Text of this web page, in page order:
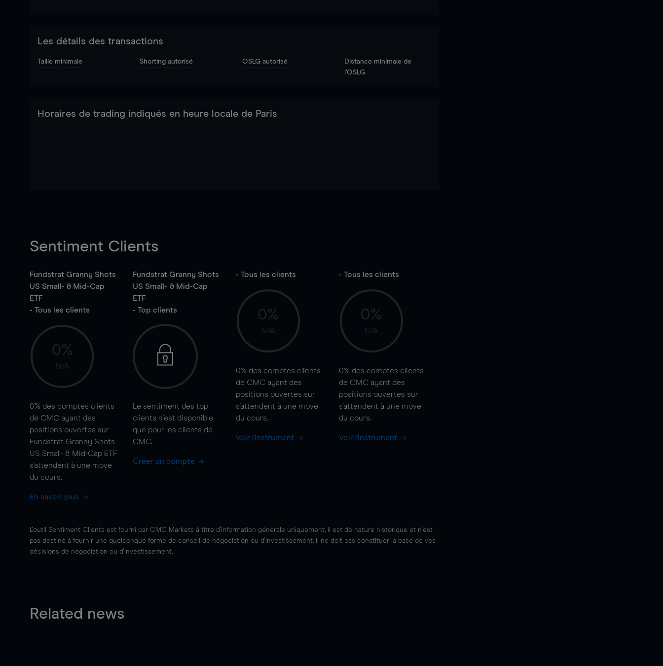
Les détails des transactions
Taille minimale Shorting autorisé OSLG autorisé
Distance minimale de
l'OSLG
Horaires de trading indiqués en heure locale de Paris
Sentiment Clients
Fundstrat Granny Shots
US Small- & Mid-Cap
ETF
- Tous les clients
0%
N/A
0% des comptes clients
de CMC ayant des
positions ouvertes sur
Fundstrat Granny Shots
US Small- & Mid-Cap ETF
s'attendent à une move
du cours.
En savoir plus
Fundstrat Granny Shots
US Small- & Mid-Cap
ETF
- Top clients
Le sentiment des top
clients n'est disponible
que pour les clients de
CMC.
Créer un compte
- Tous les clients
0%
N/A
0% des comptes clients
de CMC ayant des
positions ouvertes sur
s'attendent à une move
du cours.
Voir l'instrument
- Tous les clients
0%
N/A
0% des comptes clients
de CMC ayant des
positions ouvertes sur
s'attendent à une move
du cours.
Voir l'instrument
L'outil Sentiment Clients est fourni par CMC Markets à titre d'information générale uniquement, il est de nature historique et n'est
pas destiné à fournir une quelconque forme de conseil de négociation ou d'investissement. Il ne doit pas constituer la base de vos
décisions de négociation ou d'investissement.
Related news